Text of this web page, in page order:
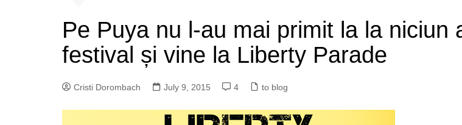
Pe Puya nu l-au mai primit la la niciun
festival și vine la Liberty Parade
Cristi Dorombach July 9, 2015 4 to blog